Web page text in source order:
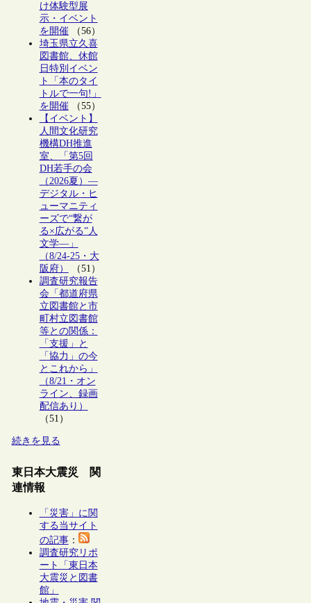
け体験型展
示・イベント
を開催（56）
埼玉県立久喜
図書館、休館
日特別イベン
ト「本のタイ
トルで一句!」
を開催（55）
【イベント】
人間文化研究
機構DH推進
室、「第5回
DH若手の会
（2026夏）―
デジタル・ヒ
ューマニティ
ーズで“繋が
る×広がる”人
文学―」
（8/24-25・大
阪府）
（51）
調査研究報告
会「都道府県
立図書館と市
町村立図書館
等との関係：
「支援」と
「協力」の今
とこれから」
（8/21・オン
ライン、録画
配信あり）
（51）
続きを見る
東日本大震災 関
連情報
「災害」に関
する当サイト
の記事：
調査研究リポ
ート「東日本
大震災と図書
館」